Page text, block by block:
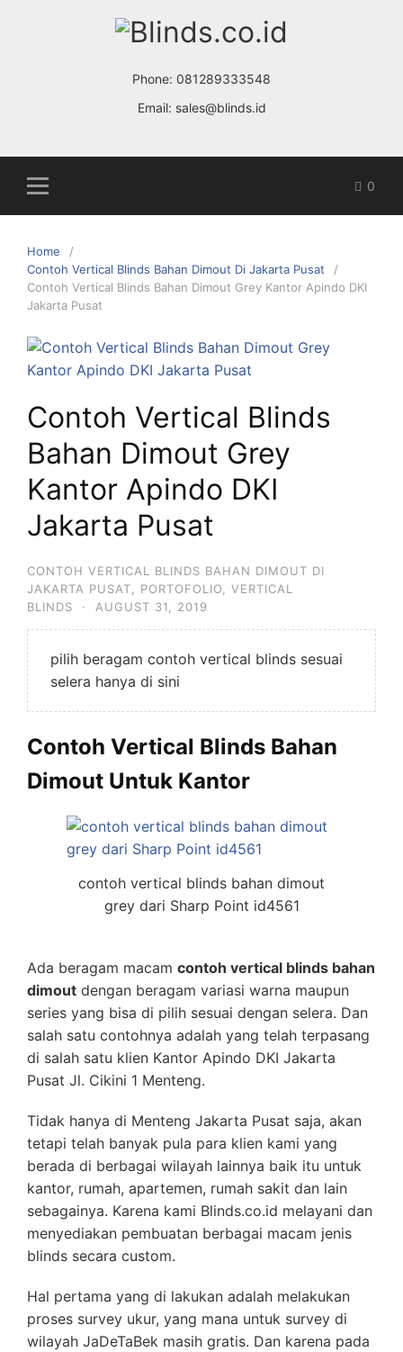
Phone: 081289333548
Email: sales@blinds.id
0
Home
Contoh Vertical Blinds Bahan Dimout Di Jakarta Pusat
Contoh Vertical Blinds Bahan Dimout Grey Kantor Apindo DKI
Jakarta Pusat
Contoh Vertical Blinds
Bahan Dimout Grey
Kantor Apindo DKI
Jakarta Pusat
CONTOH VERTICAL BLINDS BAHAN DIMOUT DI
JAKARTA PUSAT
PORTOFOLIO
VERTICAL
BLINDS
· AUGUST 31, 2019
pilih beragam contoh vertical blinds sesuai
selera hanya di sini
Contoh Vertical Blinds Bahan
Dimout Untuk Kantor
contoh vertical blinds bahan dimout
grey dari Sharp Point id4561
Ada beragam macam contoh vertical blinds bahan
dimout dengan beragam variasi warna maupun
series yang bisa di pilih sesuai dengan selera. Dan
salah satu contohnya adalah yang telah terpasang
di salah satu klien Kantor Apindo DKI Jakarta
Pusat Jl. Cikini 1 Menteng.
Tidak hanya di Menteng Jakarta Pusat saja, akan
tetapi telah banyak pula para klien kami yang
berada di berbagai wilayah lainnya baik itu untuk
kantor, rumah, apartemen, rumah sakit dan lain
sebagainya. Karena kami Blinds.co.id melayani dan
menyediakan pembuatan berbagai macam jenis
blinds secara custom.
Hal pertama yang di lakukan adalah melakukan
proses survey ukur, yang mana untuk survey di
wilayah JaDeTaBek masih gratis. Dan karena pada